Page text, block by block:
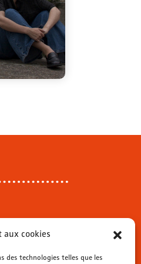
aux cookies
des technologies telles que les
- 00h30